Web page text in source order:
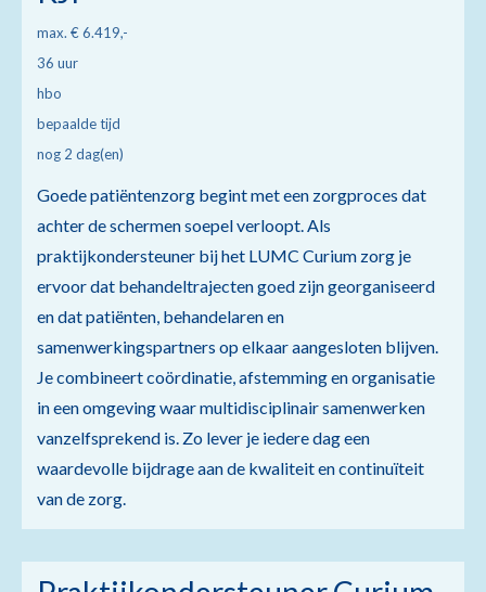
max. € 6.419,-
36 uur
hbo
bepaalde tijd
nog 2 dag(en)
Goede patiëntenzorg begint met een zorgproces dat
achter de schermen soepel verloopt. Als
praktijkondersteuner bij het LUMC Curium zorg je
ervoor dat behandeltrajecten goed zijn georganiseerd
en dat patiënten, behandelaren en
samenwerkingspartners op elkaar aangesloten blijven.
Je combineert coördinatie, afstemming en organisatie
in een omgeving waar multidisciplinair samenwerken
vanzelfsprekend is. Zo lever je iedere dag een
waardevolle bijdrage aan de kwaliteit en continuïteit
van de zorg.